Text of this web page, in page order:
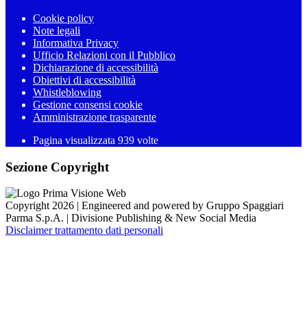
Cookie policy
Note legali
Informativa Privacy
Ufficio Relazioni con il Pubblico
Dichiarazione di accessibilità
Obiettivi di accessibilità
Whistleblowing
Gestione consensi cookie
Amministrazione trasparente
Pagina visualizzata 939 volte
Sezione Copyright
Copyright 2026 | Engineered and powered by Gruppo Spaggiari
Parma S.p.A. | Divisione Publishing & New Social Media
Disclaimer trattamento dati personali